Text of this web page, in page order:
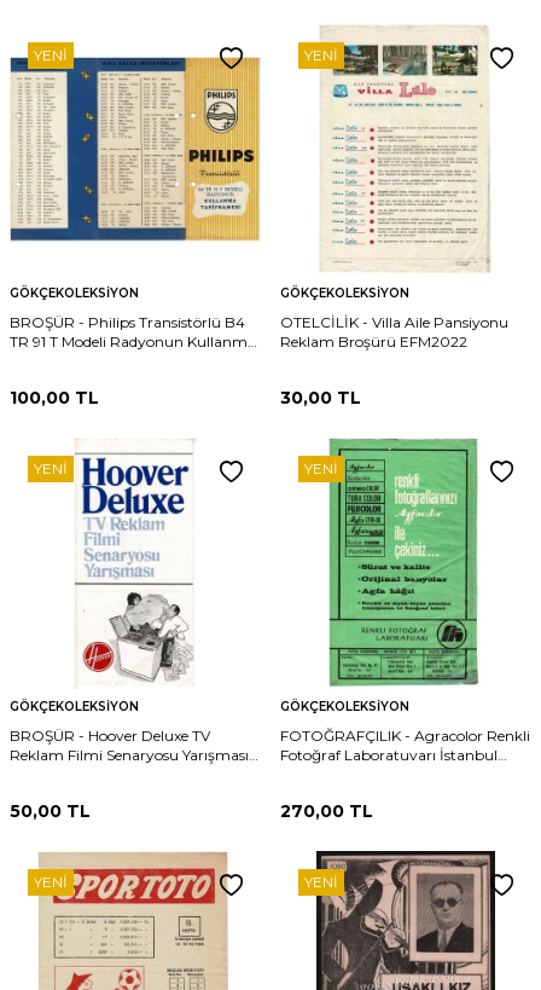
YENI
GÖKÇEKOLEKSIYON
BROŞÜR - Philips Transistörlü B4
TR 91 T Modeli Radyonun Kullanma
100,00 TL
YENI
GÖKÇEKOLEKSIYON
OTELCİLİK - Villa Aile Pansiyonu
Reklam Broşürü EFM2022
30,00 TL
YENI
GÖKÇEKOLEKSIYON
BROŞÜR - Hoover Deluxe TV
Reklam Filmi Senaryosu Yarışması -
50,00 TL
YENI
GÖKÇEKOLEKSIYON
FOTOĞRAFÇILIK - Agracolor Renkli
Fotoğraf Laboratuvarı İstanbul
270,00 TL
YENI YENI